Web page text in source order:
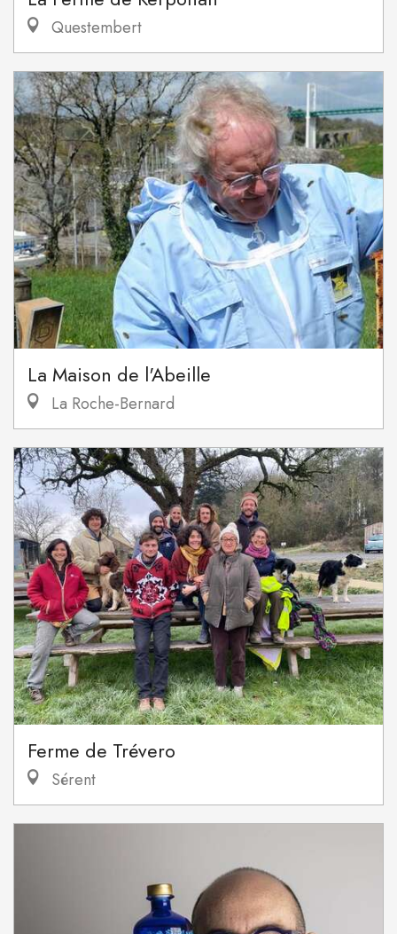
Questembert
La Maison de l'Abeille
La Roche-Bernard
Ferme de Trévero
Sérent